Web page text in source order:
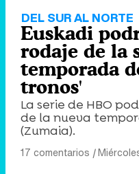
DEL SUR AL NORTE
Euskadi
rodaje de la
temporada
tronos'
La serie de HBO
de la nueva
(Zumaia).
17 comentarios |